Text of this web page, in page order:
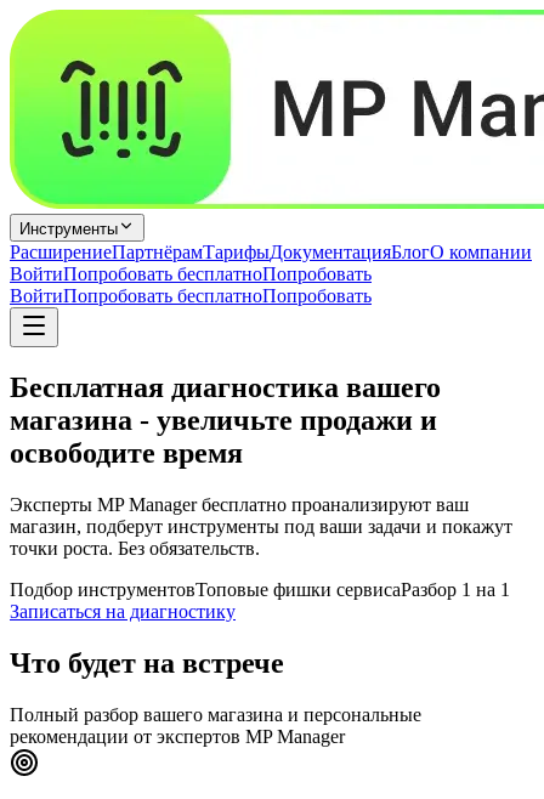
Инструменты
РасширениеПартнёрамТарифыДокументацияБлогО компании
ВойтиПопробовать бесплатноПопробовать
ВойтиПопробовать бесплатноПопробовать
Бесплатная диагностика вашего
магазина - увеличьте продажи и
освободите время
Эксперты MP Manager бесплатно проанализируют ваш
магазин, подберут инструменты под ваши задачи и покажут
точки роста. Без обязательств.
Подбор инструментовТоповые фишки сервисаРазбор 1 на 1
Записаться на диагностику
Что будет на встрече
Полный разбор вашего магазина и персональные
рекомендации от экспертов MP Manager